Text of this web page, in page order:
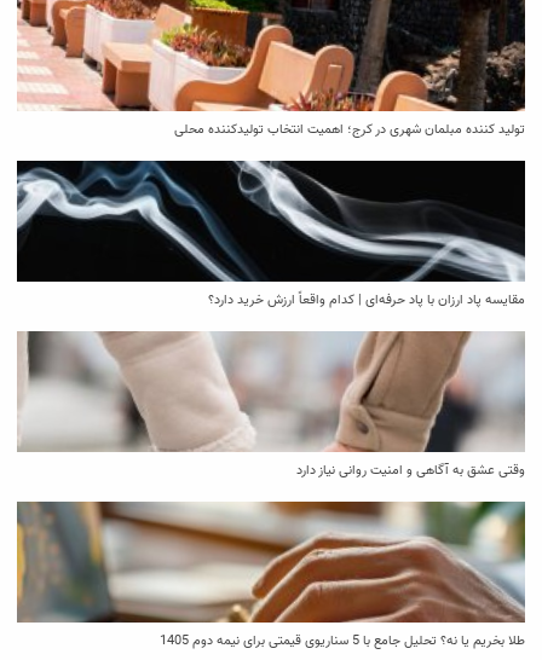
تولید کننده مبلمان شهری در کرج؛ اهمیت انتخاب تولیدکننده محلی
مقایسه پاد ارزان با پاد حرفه‌ای | کدام واقعاً ارزش خرید دارد؟
وقتی عشق به آگاهی و امنیت روانی نیاز دارد
طلا بخریم یا نه؟ تحلیل جامع با 5 سناریوی قیمتی برای نیمه دوم 1405